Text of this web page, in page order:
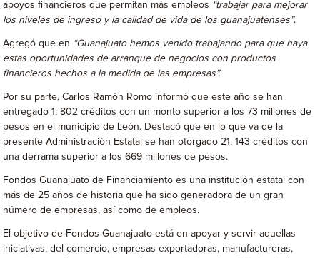
apoyos financieros que permitan más empleos “trabajar para mejorar
los niveles de ingreso y la calidad de vida de los guanajuatenses”.
Agregó que en “Guanajuato hemos venido trabajando para que haya
estas oportunidades de arranque de negocios con productos
financieros hechos a la medida de las empresas”.
Por su parte, Carlos Ramón Romo informó que este año se han
entregado 1, 802 créditos con un monto superior a los 73 millones de
pesos en el municipio de León. Destacó que en lo que va de la
presente Administración Estatal se han otorgado 21, 143 créditos con
una derrama superior a los 669 millones de pesos.
Fondos Guanajuato de Financiamiento es una institución estatal con
más de 25 años de historia que ha sido generadora de un gran
número de empresas, así como de empleos.
El objetivo de Fondos Guanajuato está en apoyar y servir aquellas
iniciativas, del comercio, empresas exportadoras, manufactureras,